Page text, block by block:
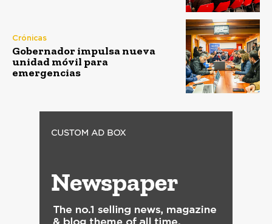
Crónicas
Gobernador impulsa nueva
unidad móvil para
emergencias